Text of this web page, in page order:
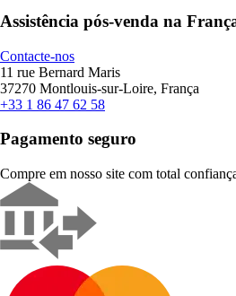
Assistência pós-venda na
Contacte-nos
11 rue Bernard Maris
37270 Montlouis-sur-Loire, França
+33 1 86 47 62 58
Pagamento seguro
Compre em nosso site com total